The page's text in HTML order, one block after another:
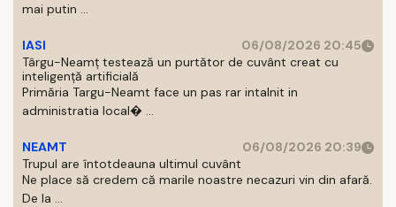
mai putin ...
IASI
06/08/2026 20:45
Târgu-Neamț testează un purtător de cuvânt creat cu
inteligență artificială
Primăria Targu-Neamt face un pas rar intalnit in
administratia local� ...
NEAMT
06/08/2026 20:39
Trupul are întotdeauna ultimul cuvânt
Ne place să credem că marile noastre necazuri vin din afară.
De la ...